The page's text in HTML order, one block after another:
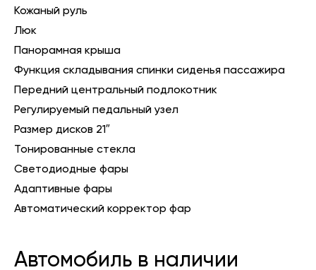
Кожаный руль
Люк
Панорамная крыша
Функция складывания спинки сиденья пассажира
Передний центральный подлокотник
Регулируемый педальный узел
Размер дисков 21″
Тонированные стекла
Светодиодные фары
Адаптивные фары
Автоматический корректор фар
Автомобиль в наличии